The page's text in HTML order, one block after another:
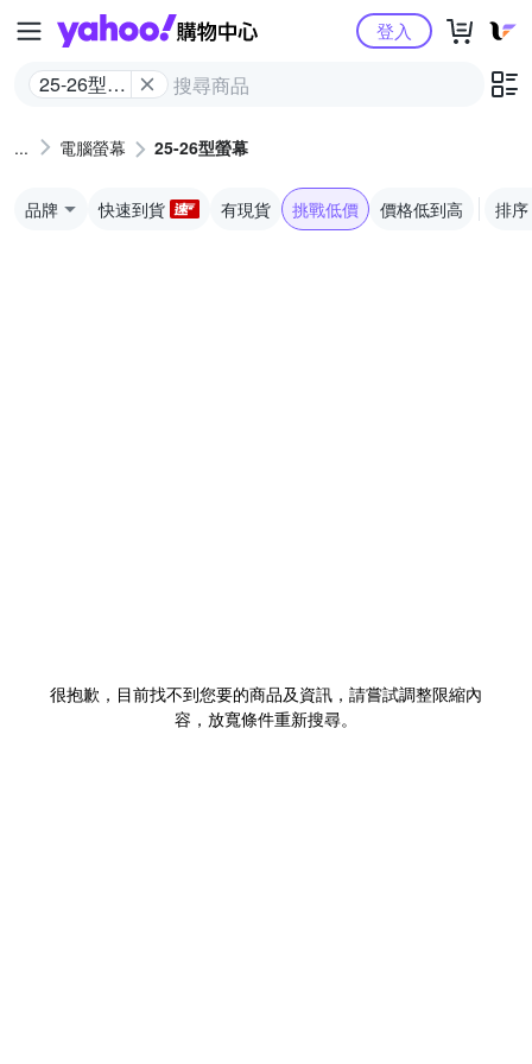
Yahoo購物中心
25-26型螢
登入
電腦螢幕 25-26型螢幕
品牌 快速到貨 有現貨 挑戰低價 價格低到高 排序
很抱歉，目前找不到您要的商品及資訊，請嘗試調整限縮內
容，放寬條件重新搜尋。